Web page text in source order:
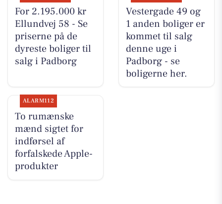
For 2.195.000 kr
Ellundvej 58 - Se
priserne på de
dyreste boliger til
salg i Padborg
Vestergade 49 og
1 anden boliger er
kommet til salg
denne uge i
Padborg - se
boligerne her.
ALARM112
To rumænske
mænd sigtet for
indførsel af
forfalskede Apple-
produkter